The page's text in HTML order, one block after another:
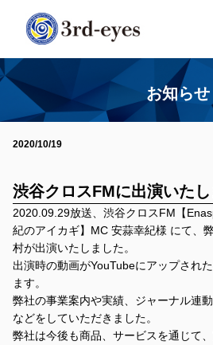
お知らせ
2020/10/19
渋谷クロスFMに出演いた
2020.09.29放送、渋谷クロスFM【
紀のアイカギ】MC 安蒜幸紀様 にて、
村が出演いたしました。
出演時の動画がYouTubeにアップされ
ます。
弊社の事業案内や実績、ジャーナル連
などをしていただきました。
弊社は今後も商品、サービスを通じて